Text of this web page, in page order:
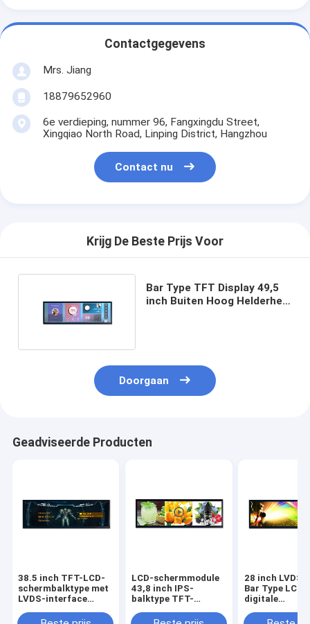
Contactgegevens
Mrs. Jiang
18879652960
6e verdieping, nummer 96, Fangxingdu Street,
Xingqiao North Road, Linping District, Hangzhou
Contact nu
Krijg De Beste Prijs Voor
Bar Type TFT Display 49,5
inch Buiten Hoog Helderheid
Doorgaan
Geadviseerde Producten
38.5 inch TFT-LCD-
schermbalktype met
LVDS-interface
helderheid
LCD-schermmodule
43,8 inch IPS-
balktype TFT-
28 inch LVDS
Bar Type LCD
digitale